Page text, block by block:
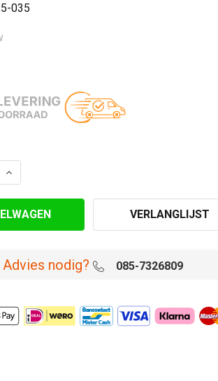
035
VAN OMKOKERINGSBEUGEL Ø
VERHOOG AANTAL VAN
VERLANGLIJST
Advies nodig? 085-7326809